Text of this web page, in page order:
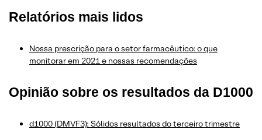
Relatórios mais lidos
Nossa prescrição para o setor farmacêutico: o que
monitorar em 2021 e nossas recomendações
Opinião sobre os resultados da D1000
d1000 (DMVF3): Sólidos resultados do terceiro trimestre